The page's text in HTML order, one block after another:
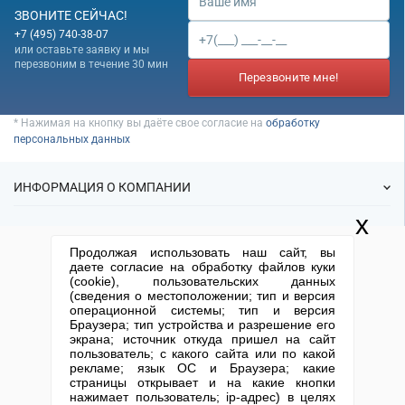
Под кредит
На УСН
С долгами
Для тендера
С НДС
С историей и оборотами
Готовые нулевые компании
Готовые фирмы по недвижимости
Готовые фирмы ЖКХ
Бухгалтерские компании
Проектные компании
Туристические фирмы
Регистрация МФО
Регистрация НКО
Регистрация предприятия
Внесение в реестр МФО
Услуга банкротства
Банкротство предприятия
Банкротство ООО
ЗВОНИТЕ СЕЙЧАС!
+7 (495) 740-38-07
или оставьте заявку и мы
перезвоним в течение 30 мин
Перезвоните мне!
* Нажимая на кнопку вы даёте свое согласие на обработку
персональных данных
ИНФОРМАЦИЯ О КОМПАНИИ
Спецпредложения
Готовые фирмы
Продажа фирм
Регистрация
Ликвидация
Регистрация изменений
Юридические адреса
КОНТАКТНАЯ ИНФОРМАЦИЯ
+7 (495) 740-38-07
(По Москве)
mail@1-urist.ru
Спросить у юриста
Москва, ул. Сущевский вал,
дом 5, стр. 3
Продолжая использовать наш сайт, вы
даете согласие на обработку файлов куки
(cookie), пользовательских данных
(сведения о местоположении; тип и версия
операционной системы; тип и версия
Браузера; тип устройства и разрешение его
экрана; источник откуда пришел на сайт
пользователь; с какого сайта или по какой
рекламе; язык ОС и Браузера; какие
страницы открывает и на какие кнопки
нажимает пользователь; ip-адрес) в целях
x